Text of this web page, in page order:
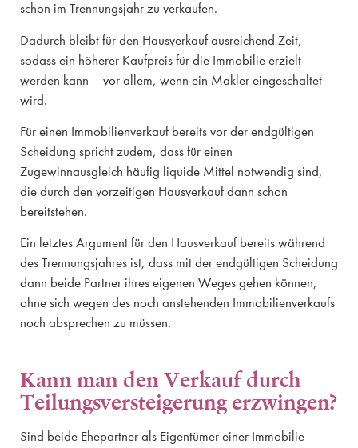
schon im Trennungsjahr zu verkaufen.
Dadurch bleibt für den Hausverkauf ausreichend Zeit,
sodass ein höherer Kaufpreis für die Immobilie erzielt
werden kann – vor allem, wenn ein Makler eingeschaltet
wird.
Für einen Immobilienverkauf bereits vor der endgültigen
Scheidung spricht zudem, dass für einen
Zugewinnausgleich häufig liquide Mittel notwendig sind,
die durch den vorzeitigen Hausverkauf dann schon
bereitstehen.
Ein letztes Argument für den Hausverkauf bereits während
des Trennungsjahres ist, dass mit der endgültigen Scheidung
dann beide Partner ihres eigenen Weges gehen können,
ohne sich wegen des noch anstehenden Immobilienverkaufs
noch absprechen zu müssen.
Kann man den Verkauf durch
Teilungsversteigerung erzwingen?
Sind beide Ehepartner als Eigentümer einer Immobilie